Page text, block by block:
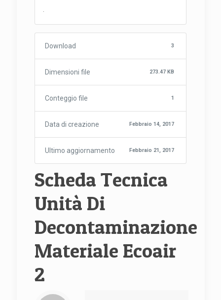
Download 3
Dimensioni file 273.47 KB
Conteggio file 1
Data di creazione Febbraio 14, 2017
Ultimo aggiornamento Febbraio 21, 2017
Scheda Tecnica
Unità Di
Decontaminazione
Materiale Ecoair
2